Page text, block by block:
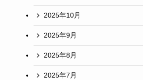
2025年10月
2025年9月
2025年8月
2025年7月